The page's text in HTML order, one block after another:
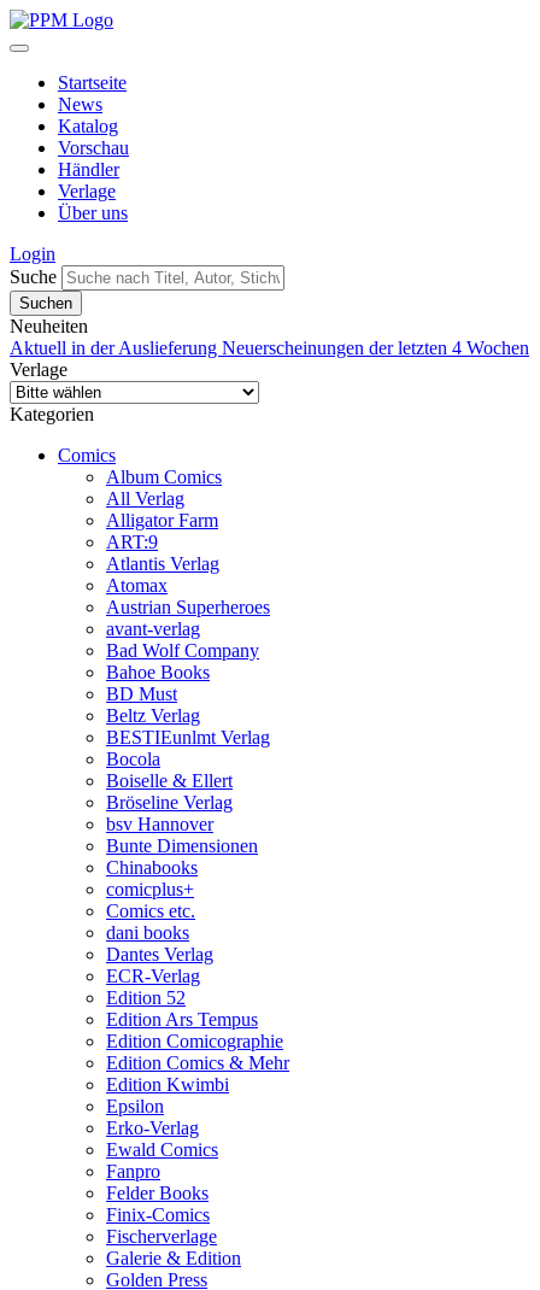
Startseite
News
Katalog
Vorschau
Händler
Verlage
Über uns
Login
Suche
Neuheiten
Aktuell in der Auslieferung Neuerscheinungen der letzten 4 Wochen
Verlage
Kategorien
Comics
Album Comics
All Verlag
Alligator Farm
ART:9
Atlantis Verlag
Atomax
Austrian Superheroes
avant-verlag
Bad Wolf Company
Bahoe Books
BD Must
Beltz Verlag
BESTIEunlmt Verlag
Bocola
Boiselle & Ellert
Bröseline Verlag
bsv Hannover
Bunte Dimensionen
Chinabooks
comicplus+
Comics etc.
dani books
Dantes Verlag
ECR-Verlag
Edition 52
Edition Ars Tempus
Edition Comicographie
Edition Comics & Mehr
Edition Kwimbi
Epsilon
Erko-Verlag
Ewald Comics
Fanpro
Felder Books
Finix-Comics
Fischerverlage
Galerie & Edition
Golden Press